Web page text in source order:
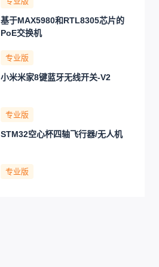
基于MAX5980和RTL8305芯片的
PoE交换机
专业版
小米米家8键蓝牙无线开关-V2
专业版
STM32空心杯四轴飞行器/无人机
专业版